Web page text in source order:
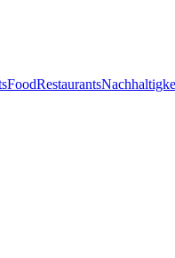
FoodRestaurants